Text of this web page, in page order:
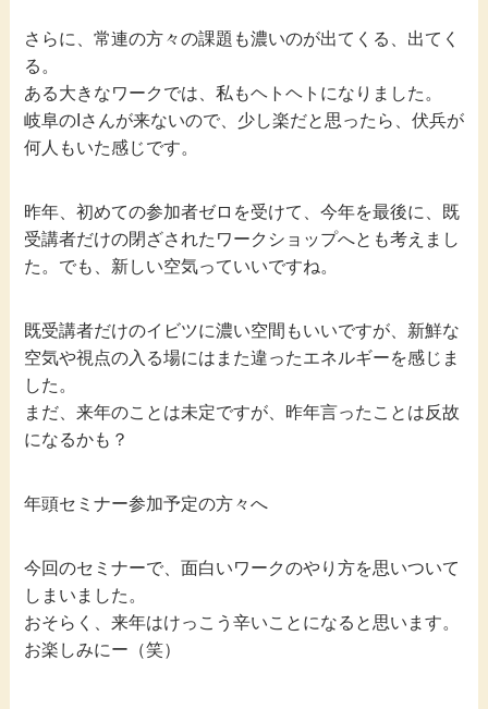
さらに、常連の方々の課題も濃いのが出てくる、出てく
る。
ある大きなワークでは、私もヘトヘトになりました。
岐阜のIさんが来ないので、少し楽だと思ったら、伏兵が
何人もいた感じです。
昨年、初めての参加者ゼロを受けて、今年を最後に、既
受講者だけの閉ざされたワークショップへとも考えまし
た。でも、新しい空気っていいですね。
既受講者だけのイビツに濃い空間もいいですが、新鮮な
空気や視点の入る場にはまた違ったエネルギーを感じま
した。
まだ、来年のことは未定ですが、昨年言ったことは反故
になるかも？
年頭セミナー参加予定の方々へ
今回のセミナーで、面白いワークのやり方を思いついて
しまいました。
おそらく、来年はけっこう辛いことになると思います。
お楽しみにー（笑）